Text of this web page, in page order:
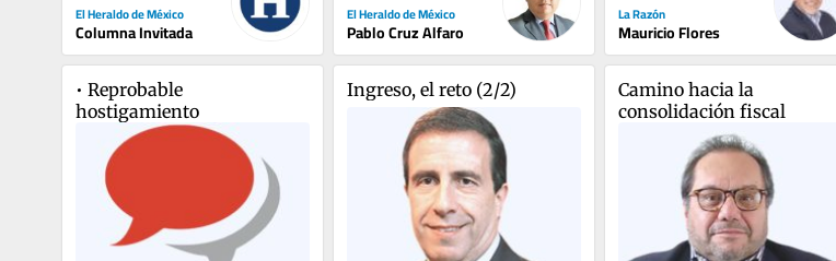
El Heraldo de México
Columna Invitada
El Heraldo de México
Pablo Cruz Alfaro
La Razón
Mauricio Flores
• Reprobable
hostigamiento
Ingreso, el reto (2/2)
Camino hacia la
consolidación fiscal